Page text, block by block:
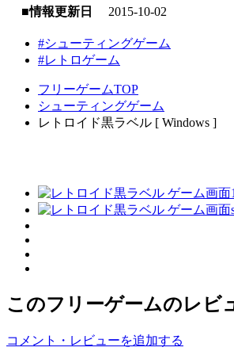
■情報更新日
2015-10-02
#シューティングゲーム
#レトロゲーム
フリーゲームTOP
シューティングゲーム
レトロイド黒ラベル [ Windows ]
このフリーゲームのレビ
コメント・レビューを追加する